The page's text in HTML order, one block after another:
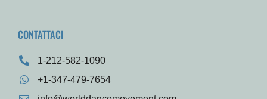
CONTATTACI
1-212-582-1090
+1-347-479-7654